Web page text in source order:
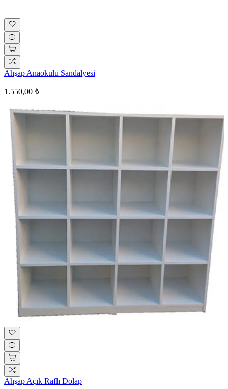
Ahşap Anaokulu Sandalyesi
1.550,00 ₺
Ahşap Açık Raflı Dolap